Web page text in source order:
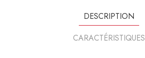
DESCRIPTION
CARACTÉRISTIQUES